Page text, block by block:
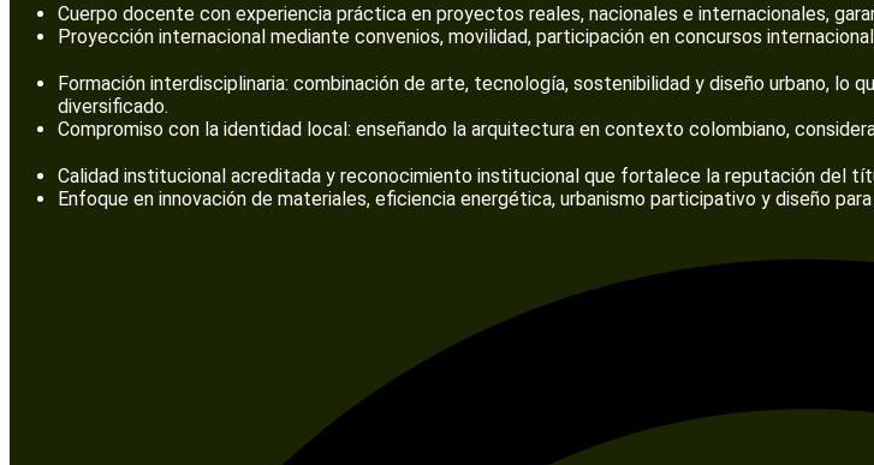
Cuerpo docente con experiencia práctica en proyectos reales, nacionales e internacionales,
Proyección internacional mediante convenios, movilidad, participación en concursos
Formación interdisciplinaria: combinación de arte, tecnología, sostenibilidad y diseño urbano,
diversificado.
Compromiso con la identidad local: enseñando la arquitectura en contexto colombiano,
Calidad institucional acreditada y reconocimiento institucional que fortalece la reputación del
Enfoque en innovación de materiales, eficiencia energética, urbanismo participativo y diseño